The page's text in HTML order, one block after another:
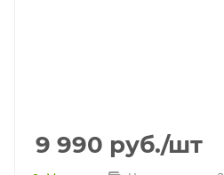
9 990 руб./шт